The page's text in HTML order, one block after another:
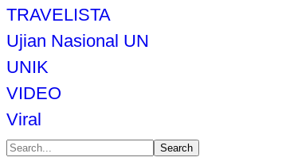
TRAVELISTA
Ujian Nasional UN
UNIK
VIDEO
Viral
Search